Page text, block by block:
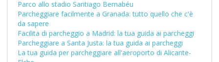
Parco allo stadio Santiago Bernabéu
Parcheggiare facilmente a Granada: tutto quello che c'è
da sapere
Facilita di parcheggio a Madrid: la tua guida ai parcheggi
Parcheggiare a Santa Justa: la tua guida ai parcheggi
La tua guida per parcheggiare all'aeroporto di Alicante-